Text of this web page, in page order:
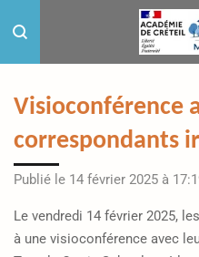
au
contenu
Visioconférence
correspondants
Publié le 14 février 2025 à
Le vendredi 14 février 2025,
à une visioconférence avec